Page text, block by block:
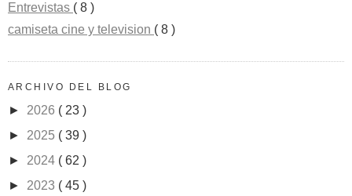
Entrevistas ( 8 )
camiseta cine y television ( 8 )
ARCHIVO DEL BLOG
► 2026 ( 23 )
► 2025 ( 39 )
► 2024 ( 62 )
► 2023 ( 45 )